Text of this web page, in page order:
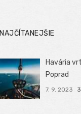
NAJČÍTANEJŠIE
Havária
Poprad
7. 9. 2023